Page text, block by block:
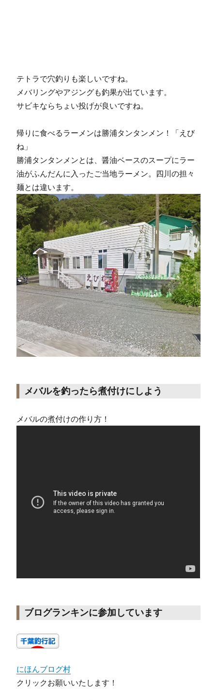
テトラで穴釣りも楽しいですね。
メバリングやアジングも釣果が出ています。
サビキならちょい投げが良いですね。
帰りに食べるラーメンは勝浦タンタンメン！「えび
ね」
勝浦タンタンメンとは、醤油ベースのスープにラー
油がふんだんに入ったご当地ラーメン。四川の担々
麺とは違います。
メバルを釣ったら煮付けにしよう
メバルの煮付けの作り方！
ブログランキンに参加しています
にほんブログ村
クリックお願いいたします！